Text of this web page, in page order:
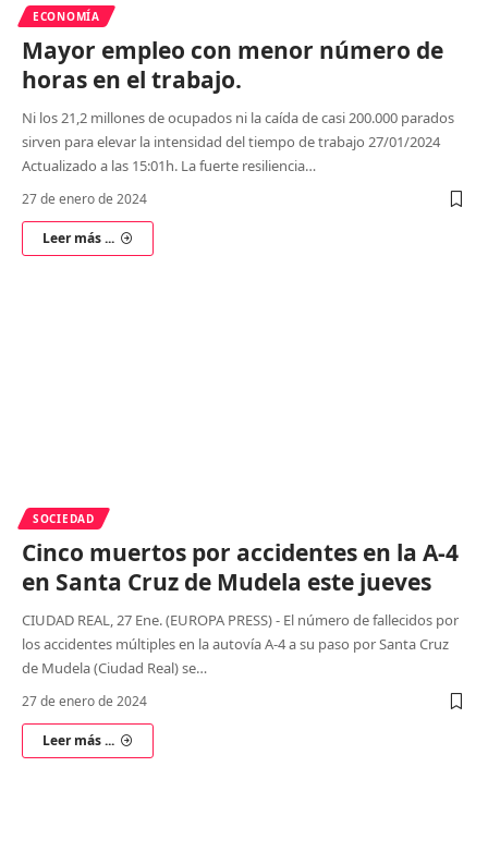
ECONOMÍA
Mayor empleo con menor número de
horas en el trabajo.
Ni los 21,2 millones de ocupados ni la caída de casi 200.000 parados
sirven para elevar la intensidad del tiempo de trabajo 27/01/2024
Actualizado a las 15:01h. La fuerte resiliencia…
27 de enero de 2024
Leer más ...
SOCIEDAD
Cinco muertos por accidentes en la A-4
en Santa Cruz de Mudela este jueves
CIUDAD REAL, 27 Ene. (EUROPA PRESS) - El número de fallecidos por
los accidentes múltiples en la autovía A-4 a su paso por Santa Cruz
de Mudela (Ciudad Real) se…
27 de enero de 2024
Leer más ...